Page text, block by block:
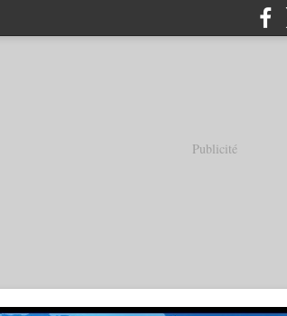
Publicité